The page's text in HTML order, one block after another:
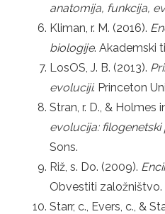
anatomija, funkcija,
Kliman, r. M. (2016).
biologije. Akademski
LosOS, J. B. (2013).
evoluciji. Princeton
Stran, r. D., & Holmes
evolucija: filogenetski
Sons.
Riž, s. Do. (2009).
Obvestiti založništvo.
Starr, c., Evers, c., &